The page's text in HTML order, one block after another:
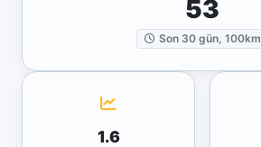
53
Son 30 gün, 100km
1.6